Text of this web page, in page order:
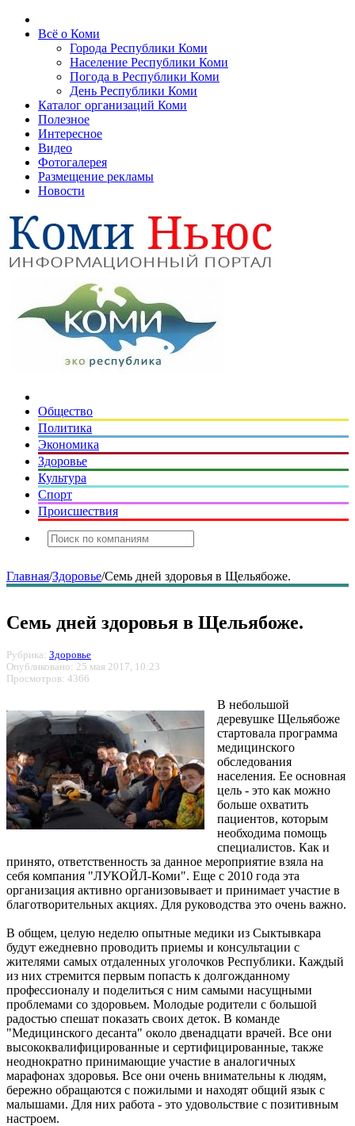
Всё о Коми
Города Республики Коми
Население Республики Коми
Погода в Республики Коми
День Республики Коми
Каталог организаций Коми
Полезное
Интересное
Видео
Фотогалерея
Размещение рекламы
Новости
Общество
Политика
Экономика
Здоровье
Культура
Спорт
Происшествия
Главная/Здоровье/Семь дней здоровья в Щельябоже.
Семь дней здоровья в Щельябоже.
Рубрика: Здоровье
Опубликовано: 25 мая 2017, 10:23
Просмотров: 4366
В небольшой
деревушке Щельябоже
стартовала программа
медицинского
обследования
населения. Ее основная
цель - это как можно
больше охватить
пациентов, которым
необходима помощь
специалистов. Как и
принято, ответственность за данное мероприятие взяла на
себя компания "ЛУКОЙЛ-Коми". Еще с 2010 года эта
организация активно организовывает и принимает участие в
благотворительных акциях. Для руководства это очень важно.
В общем, целую неделю опытные медики из Сыктывкара
будут ежедневно проводить приемы и консультации с
жителями самых отдаленных уголочков Республики. Каждый
из них стремится первым попасть к долгожданному
профессионалу и поделиться с ним самыми насущными
проблемами со здоровьем. Молодые родители с большой
радостью спешат показать своих деток. В команде
"Медицинского десанта" около двенадцати врачей. Все они
высококвалифицированные и сертифицированные, также
неоднократно принимающие участие в аналогичных
марафонах здоровья. Все они очень внимательны к людям,
бережно обращаются с пожилыми и находят общий язык с
малышами. Для них работа - это удовольствие с позитивным
настроем.